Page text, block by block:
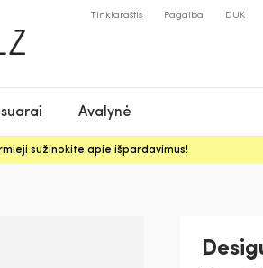
Tinklaraštis Pagalba DUK
Avalynė
sužinokite apie išpardavimus!